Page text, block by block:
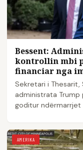
Bessent:
kontrollin mbi
financiar nga
Sekretari i
administrata
goditur ndërmarrjet
AMERIKA